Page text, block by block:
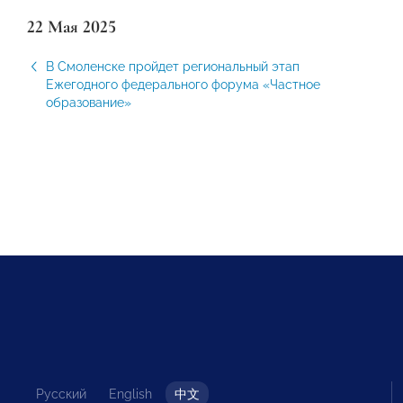
22 Мая 2025
В Смоленске пройдет региональный этап
Ежегодного федерального форума «Частное
образование»
Русский English 中文